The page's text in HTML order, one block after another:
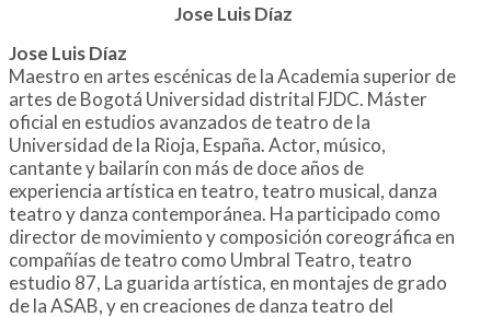
Jose Luis Díaz
Jose Luis Díaz
Maestro en artes escénicas de la Academia superior de
artes de Bogotá Universidad distrital FJDC. Máster
oficial en estudios avanzados de teatro de la
Universidad de la Rioja, España. Actor, músico,
cantante y bailarín con más de doce años de
experiencia artística en teatro, teatro musical, danza
teatro y danza contemporánea. Ha participado como
director de movimiento y composición coreográfica en
compañías de teatro como Umbral Teatro, teatro
estudio 87, La guarida artística, en montajes de grado
de la ASAB, y en creaciones de danza teatro del